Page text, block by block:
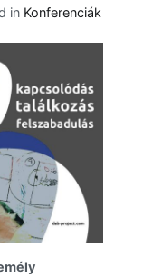
in Konferenciák